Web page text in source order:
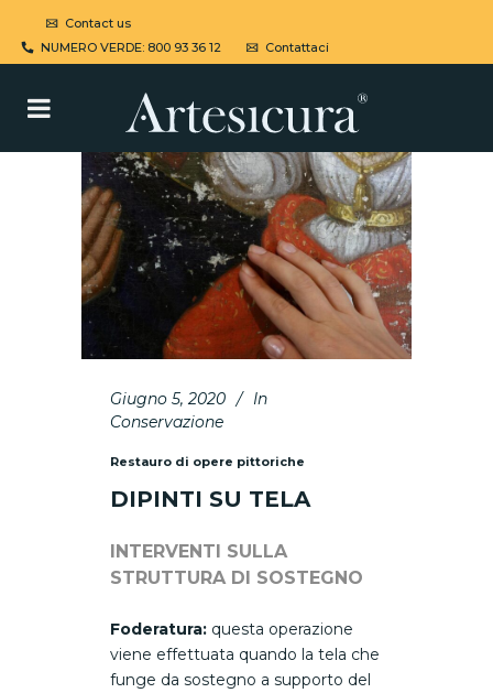
Contact us
NUMERO VERDE: 800 93 36 12
Contattaci
Giugno 5, 2020
In
Conservazione
Restauro di opere pittoriche
DIPINTI SU TELA
INTERVENTI SULLA
STRUTTURA DI SOSTEGNO
Foderatura: questa operazione
viene effettuata quando la tela che
funge da sostegno a supporto del